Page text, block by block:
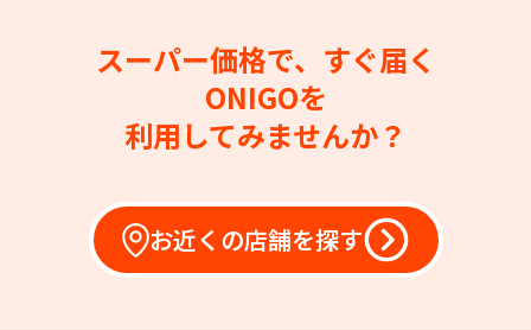
スーパー価格で、すぐ届く
ONIGOを
利用してみませんか？
お近くの店舗を探す